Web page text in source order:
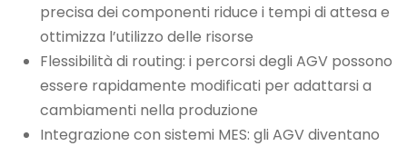
precisa dei componenti riduce i tempi di attesa e
ottimizza l’utilizzo delle risorse
Flessibilità di routing: i percorsi degli AGV possono
essere rapidamente modificati per adattarsi a
cambiamenti nella produzione
Integrazione con sistemi MES: gli AGV diventano